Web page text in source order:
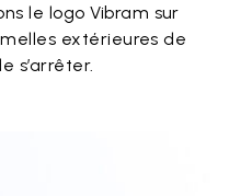
le logo Vibram sur
extérieures de
s’arrêter.